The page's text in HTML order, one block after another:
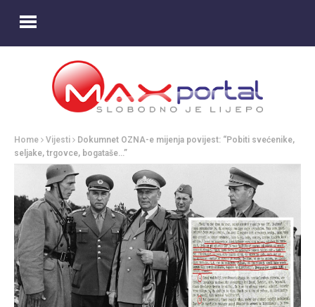
Home Vijesti
Dokumnet OZNA-e mijenja povijest: “Pobiti svećenike,
seljake, trgovce, bogataše…”